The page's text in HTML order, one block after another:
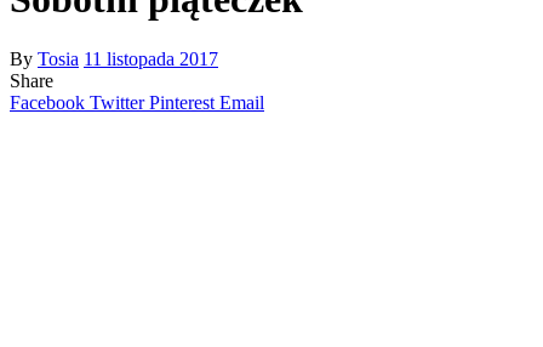
By Tosia 11 listopada 2017
Share
Facebook Twitter Pinterest Email